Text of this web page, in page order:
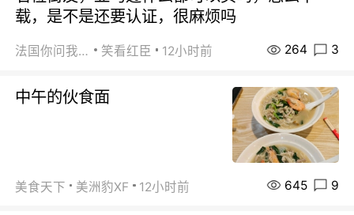
载，是不是还要认证，很麻烦吗
法国你问我答 笑看红臣 12小时前 264 3
中午的伙食面
美食天下 美洲豹XF 12小时前 645 9